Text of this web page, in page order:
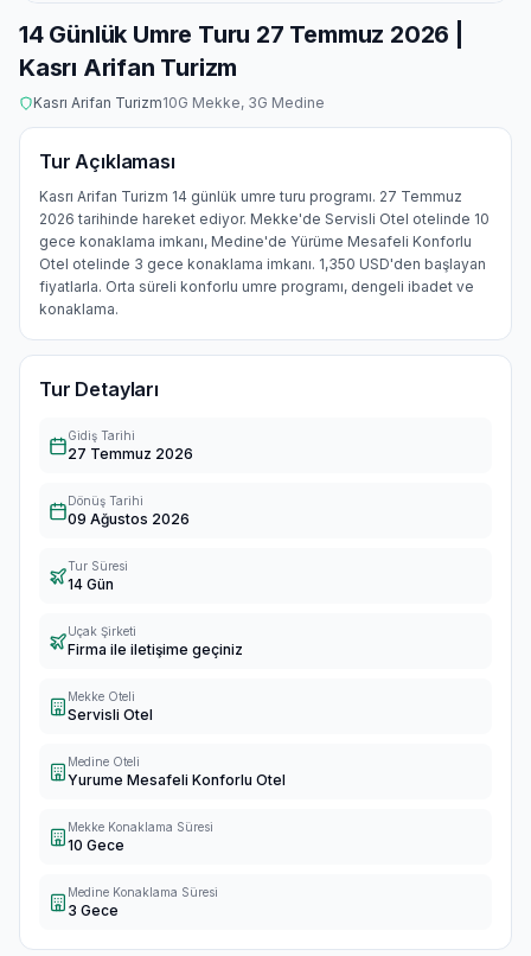
14 Günlük Umre Turu 27 Temmuz 2026 |
Kasrı Arifan Turizm
Kasrı Arifan Turizm10G Mekke, 3G Medine
Tur Açıklaması
Kasrı Arifan Turizm 14 günlük umre turu programı. 27 Temmuz
2026 tarihinde hareket ediyor. Mekke'de Servisli Otel otelinde 10
gece konaklama imkanı, Medine'de Yürüme Mesafeli Konforlu
Otel otelinde 3 gece konaklama imkanı. 1,350 USD'den başlayan
fiyatlarla. Orta süreli konforlu umre programı, dengeli ibadet ve
konaklama.
Tur Detayları
Gidiş Tarihi
27 Temmuz 2026
Dönüş Tarihi
09 Ağustos 2026
Tur Süresi
14 Gün
Uçak Şirketi
Firma ile iletişime geçiniz
Mekke Oteli
Servisli Otel
Medine Oteli
Yurume Mesafeli Konforlu Otel
Mekke Konaklama Süresi
10 Gece
Medine Konaklama Süresi
3 Gece